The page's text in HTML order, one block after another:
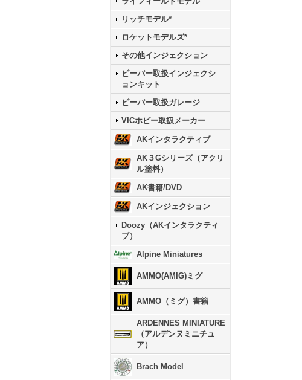
リッチモデル*
ロケットモデルズ*
その他インジェクション
ビーバー取扱インジェクシ
ョンキット
ビーバー取扱ガレージ
VICホビー取扱メーカー
AKインタラクティブ
AK３Gシリーズ（アクリ
ル塗料）
AK書籍/DVD
AKインジェクション
Doozy（AKインタラクティ
ブ）
Alpine Miniatures
AMMO(AMIG)ミグ
AMMO（ミグ）書籍
ARDENNES MINIATURE
（アルデンヌミニチュ
ア）
Brach Model